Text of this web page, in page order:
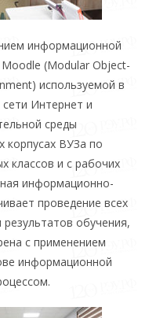
информационной
(Modular Object-
используемой в
Интернет и
среды
корпусах ВУЗа по
классов и с рабочих
информационно-
проведение всех
обучения,
с применением
информационной